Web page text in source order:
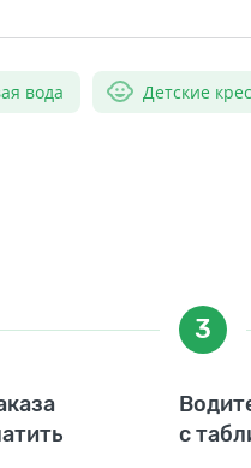
вода Детские
3
с